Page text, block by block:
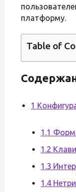
платформу.
Table of
1
1.1
1.2
1.3
1.4